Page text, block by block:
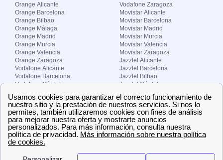
Orange Alicante
Orange Barcelona
Orange Bilbao
Orange Málaga
Orange Madrid
Orange Murcia
Orange Valencia
Orange Zaragoza
Vodafone Alicante
Vodafone Barcelona
Vodafone Córdoba
Vodafone Madrid
Vodafone Murcia
Vodafone Valencia
Vodafone Zaragoza
Movistar Alicante
Movistar Barcelona
Movistar Madrid
Movistar Murcia
Movistar Valencia
Movistar Zaragoza
Jazztel Alicante
Jazztel Barcelona
Jazztel Bilbao
Jazztel Córdoba
Jazztel Málaga
Jazztel Valencia
Jazztel Zaragoza
Sobre Zona-internet.com
¿Quiénes somos?
El grupo papernest